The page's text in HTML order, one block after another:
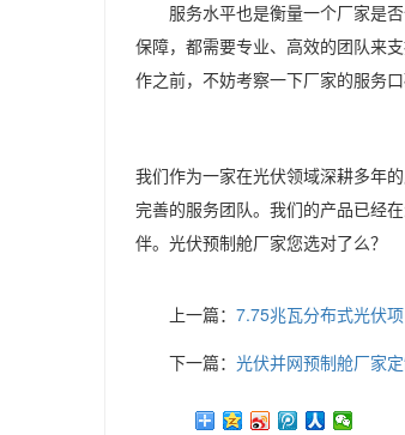
服务水平也是衡量一个厂家是
保障，都需要专业、高效的团队来
作之前，不妨考察一下厂家的服务
我们作为一家在光伏领域深耕多年
完善的服务团队。我们的产品已经
伴。光伏预制舱厂家您选对了么？
上一篇： 7.75兆瓦分布式光伏
下一篇： 光伏并网预制舱厂家